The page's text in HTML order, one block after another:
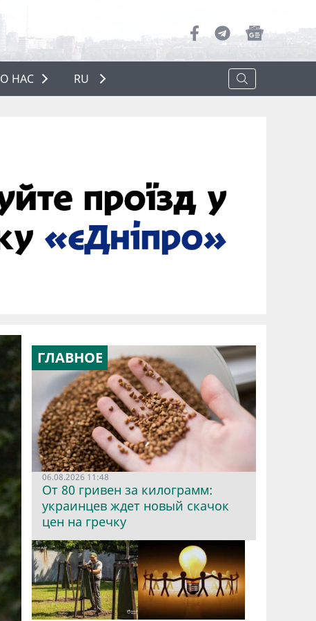
О НАС
О НАС
RU
ГЛАВНОЕ
06.08.2026 11:48
От 80 гривен за килограмм:
украинцев ждет новый скачок
цен на гречку